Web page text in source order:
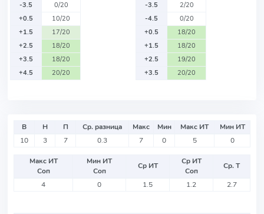
-3.5
0/20
+0.5
10/20
+1.5
17/20
+2.5
18/20
+3.5
18/20
+4.5
20/20
-3.5
2/20
-4.5
0/20
+0.5
18/20
+1.5
18/20
+2.5
19/20
+3.5
20/20
В Н П Ср. разница Макс Мин Макс ИТ
Мин ИТ
10
3 7 0.3 7 0 5 0
Макс ИТ
Соп
Мин ИТ
Соп
Ср ИТ
Ср ИТ
Соп
Ср. Т
4
0 1.5 1.2 2.7